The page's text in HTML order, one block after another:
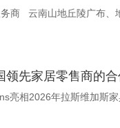
扎根昆明适配高原山地！云南凯峰农机打造西南一站式喷雾器
领先家居零售商的
亮相2026年拉斯维加斯